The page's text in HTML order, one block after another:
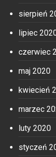
sierpień
lipiec
czerwiec
maj 2020
kwiecień
marzec
luty 2020
styczeń